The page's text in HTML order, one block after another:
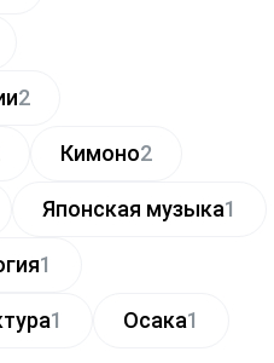
2
Кимоно2
Японская музыка1
1
1 Осака1